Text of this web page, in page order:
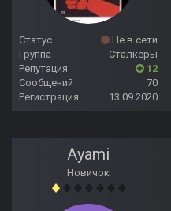
Статус
Не в сети
Группа
Сталкеры
Репутация
12
Сообщений
70
Регистрация
13.09.2020
Ayami
Новичок